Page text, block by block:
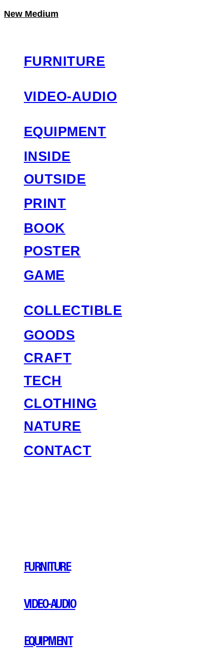
New Medium
FURNITURE
VIDEO-AUDIO
EQUIPMENT
INSIDE
OUTSIDE
PRINT
BOOK
POSTER
GAME
COLLECTIBLE
GOODS
CRAFT
TECH
CLOTHING
NATURE
CONTACT
FURNITURE
VIDEO-AUDIO
EQUIPMENT